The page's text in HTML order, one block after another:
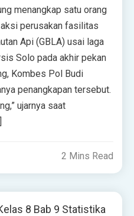
menangkap satu orang
perusakan fasilitas
Api (GBLA) usai laga
Solo pada akhir pekan
Kombes Pol Budi
penangkapan tersebut.
ujarnya saat
2 Mins Read
8 Bab 9 Statistika